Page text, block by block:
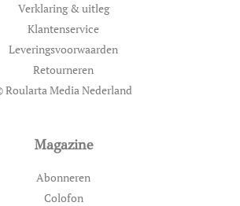
Verklaring & uitleg
Klantenservice
Leveringsvoorwaarden
Retourneren
Roularta Media Nederland
Magazine
Abonneren
Colofon